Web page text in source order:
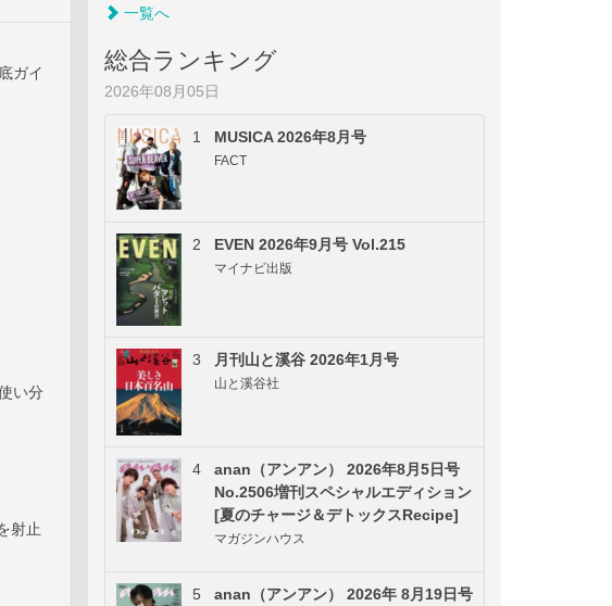
ガイ
い分
射止
一覧へ
総合ランキング
2026年08月05日
1 MUSICA 2026年8月号
FACT
2 EVEN 2026年9月号 Vol.215
マイナビ出版
3 月刊山と溪谷 2026年1月号
山と溪谷社
4
anan（アンアン） 2026年8月5日号
No.2506増刊スペシャルエディション
[夏のチャージ＆デトックスRecipe]
マガジンハウス
5
anan（アンアン） 2026年 8月19日号